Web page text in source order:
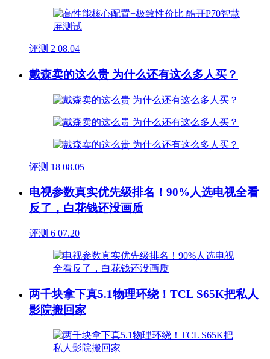
评测 2 08.04
戴森卖的这么贵 为什么还有这么多人买？
评测 18 08.05
电视参数真实优先级排名！90%人选电视全看
反了，白花钱还没画质
评测 6 07.20
两千块拿下真5.1物理环绕！TCL S65K把私人
影院搬回家